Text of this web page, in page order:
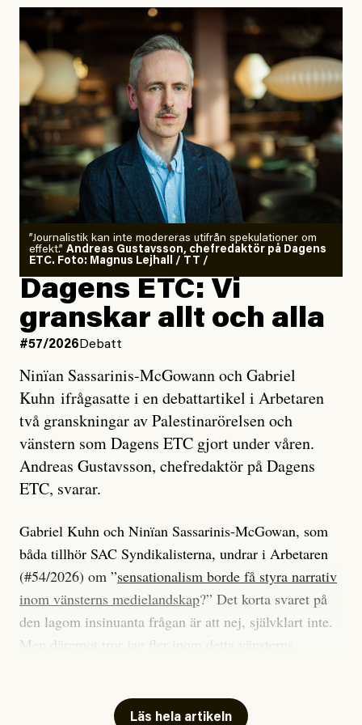
”Journalistik kan inte modereras utifrån spekulationer om
effekt.” Andreas Gustavsson, chefredaktör på Dagens
ETC. Foto: Magnus Lejhall / TT /
Dagens ETC: Vi
granskar allt och alla
#57/2026 Debatt
Ninïan Sassarinis-McGowann och Gabriel
Kuhn ifrågasatte i en debattartikel i Arbetaren
två granskningar av Palestinarörelsen och
vänstern som Dagens ETC gjort under våren.
Andreas Gustavsson, chefredaktör på Dagens
ETC, svarar.
Gabriel Kuhn och Ninïan Sassarinis-McGowan, som
båda tillhör SAC Syndikalisterna, undrar i Arbetaren
(#54/2026) om ”sensationalism borde få styra narrativ
inom vänsterns medielandskap?” Det korta svaret på
den lagom insinuanta frågan är att nej, självklart inte.
Men däremot tror jag fler inom detta vänsterns
journalistik som vänder sig till många snarare än att
Läs hela artikeln